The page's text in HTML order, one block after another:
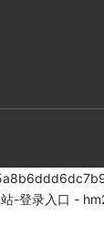
-登录入口 -